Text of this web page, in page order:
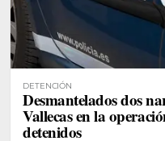
DETENCIÓN
Desmantelados dos
Vallecas en la
detenidos